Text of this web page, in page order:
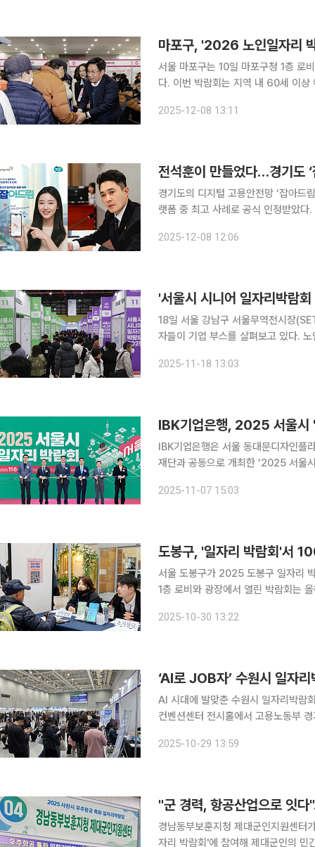
마포구, '2026 노인일자리
서울 마포구는 10일 마포구청 1층 로
다. 이번 박람회는 지역 내 60세 이상 어르신들이 내년도 노인일자리 사업을 한눈에 확인하고 현장
종합복지관, 우리마포복지관, 성산종
2025-12-08 13:11
경기도의 디지털 고용안전망 ‘잡아드
랫폼 중 최고 사례로 공식 인정받았다. 기획 단계부터 구조 설계, 서비스 방향까지 모든 출발점은 전
일자리 사다리’ 모델이 그대로 구현
2025-12-08 12:06
'서울시 시니어 일자리박람
18일 서울 강남구 서울무역전시장
자들이 기업 부스를 살펴보고 있다.
운 일과 삶을 설계하
2025-11-18 13:03
IBK기업은행, 2025 서울시
IBK기업은행은 서울 동대문디자인플
재단과 공동으로 개최한 ‘2025 서울시
2025-11-07 15:03
도봉구, '일자리 박람회'서
서울 도봉구가 2025 도봉구 일자리 박람회
1층 로비와 광장에서 열린 박람회는
마켓관 등으로 나눠 운영됐다. 기업채
2025-10-30 13:22
‘AI로 JOB자’ 수원시 일자
AI 시대에 발맞춘 수원시 일자리박람회가 취업
컨벤션센터 전시홀에서 고용노동부
비롯해 다양한 분야의 50개 기업이
2025-10-29 13:59
경남동부보훈지청 제대군인지원센
자리 박람회'에 참여해 제대군인의 민간 일자리 진출